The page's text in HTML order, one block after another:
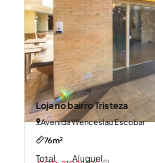
Loja no bairro Tristeza
Avenida Wenceslau Escobar
76m²
Total Aluguel